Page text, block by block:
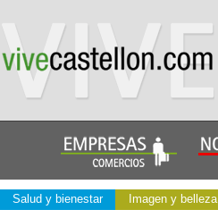
Salud y bienestar Imagen y belleza